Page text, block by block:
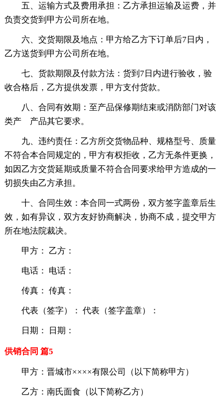
五、运输方式及费用承担：乙方承担运输及运费，并
负责交货到甲方公司所在地。
六、交货期限及地点：甲方给乙方下订单后7日内，
乙方送货到甲方公司所在地。
七、货款期限及付款方法：货到7日内进行验收，验
收合格后，乙方提供发票，甲方支付货款。
八、合同有效期：至产品保修期结束或消防部门对该
类产 产品其它要求。
九、违约责任：乙方所交货物品种、规格型号、质量
不符合本合同规定的，甲方有权拒收，乙方无条件更换，
如因乙方交货延期或质量不符合合同要求给甲方造成的一
切损失由乙方承担。
十、合同生效：本合同一式两份，双方签字盖章后生
效，如有异议，双方友好协商解决，协商不成，提交甲方
所在地法院裁决。
甲方： 乙方：
电话： 电话：
传真： 传真：
代表（签字）： 代表（签字盖章）：
日期： 日期：
供销合同 篇5
甲方：晋城市××××有限公司（以下简称甲方）
乙方：南氏面食（以下简称乙方）